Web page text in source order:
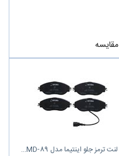
مقایسه
لنت ترمز جلو اینتیما مدل MD-89